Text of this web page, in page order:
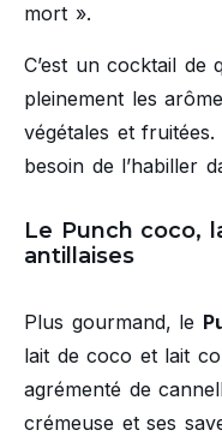
mort ».
C’est un cocktail de
pleinement les
végétales et
besoin de l’habiller
Le Punch coco,
antillaises
Plus gourmand, le
lait de coco et lait
agrémenté de
crémeuse et ses